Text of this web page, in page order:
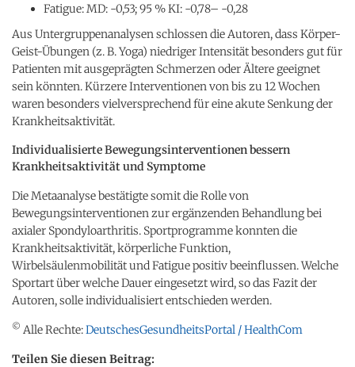
Fatigue: MD: -0,53; 95 % KI: -0,78– -0,28
Aus Untergruppenanalysen schlossen die Autoren, dass Körper-
Geist-Übungen (z. B. Yoga) niedriger Intensität besonders gut für
Patienten mit ausgeprägten Schmerzen oder Ältere geeignet
sein könnten. Kürzere Interventionen von bis zu 12 Wochen
waren besonders vielversprechend für eine akute Senkung der
Krankheitsaktivität.
Individualisierte Bewegungsinterventionen bessern
Krankheitsaktivität und Symptome
Die Metaanalyse bestätigte somit die Rolle von
Bewegungsinterventionen zur ergänzenden Behandlung bei
axialer Spondyloarthritis. Sportprogramme konnten die
Krankheitsaktivität, körperliche Funktion,
Wirbelsäulenmobilität und Fatigue positiv beeinflussen. Welche
Sportart über welche Dauer eingesetzt wird, so das Fazit der
Autoren, solle individualisiert entschieden werden.
© Alle Rechte:DeutschesGesundheitsPortal / HealthCom
Teilen Sie diesen Beitrag: